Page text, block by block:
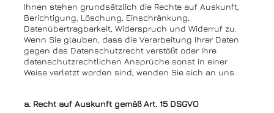
Ihnen stehen grundsätzlich die Rechte auf Auskunft,
Berichtigung, Löschung, Einschränkung,
Datenübertragbarkeit, Widerspruch und Widerruf zu.
Wenn Sie glauben, dass die Verarbeitung Ihrer Daten
gegen das Datenschutzrecht verstößt oder Ihre
datenschutzrechtlichen Ansprüche sonst in einer
Weise verletzt worden sind, wenden Sie sich an uns.
a. Recht auf Auskunft gemäß Art. 15 DSGVO